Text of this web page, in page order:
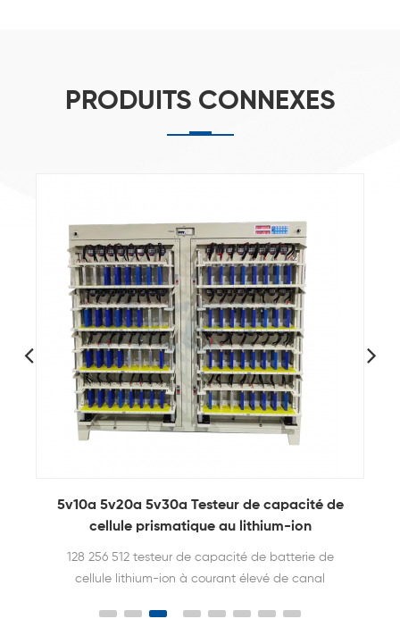
PRODUITS CONNEXES
5v10a 5v20a 5v30a Testeur de capacité de
cellule prismatique au lithium-ion
128 256 512 testeur de capacité de batterie de
cellule lithium-ion à courant élevé de canal